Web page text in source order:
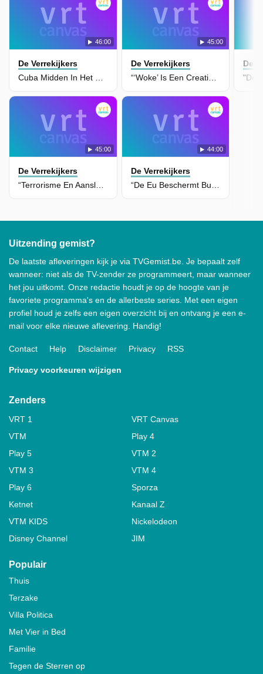
46:00
De Verrekijkers
Cuba Midden In Het Oog Van Een Geopolitieke Storm
45:00
De Verrekijkers
“‘Woke’ Is Een Creatie Van De Media, Niet Van Extreemrechts”
45:00
De Verrekijkers
44:00
De Verrekijkers
De
Uitzending gemist?
De laatste afleveringen kijk je via TVGemist.be. Je bepaalt zelf
wanneer: niet als de TV-zender ze programmeert, maar wanneer
het jou uitkomt. Onze redactie houdt je op de hoogte van je
favoriete programma's en de allerbeste series. Met een eigen
profiel houd je zelfs een eigen overzicht bij en ontvang je een e-
mail voor elke nieuwe aflevering. Handig!
Contact Help Disclaimer Privacy RSS
Privacy voorkeuren wijzigen
Zenders
VRT 1
VRT Canvas
VTM
Play 4
Play 5
VTM 2
VTM 3
VTM 4
Play 6
Sporza
Ketnet
Kanaal Z
VTM KIDS
Nickelodeon
Disney Channel
JIM
Populair
Thuis
Terzake
Villa Politica
Met Vier in Bed
Familie
Tegen de Sterren op